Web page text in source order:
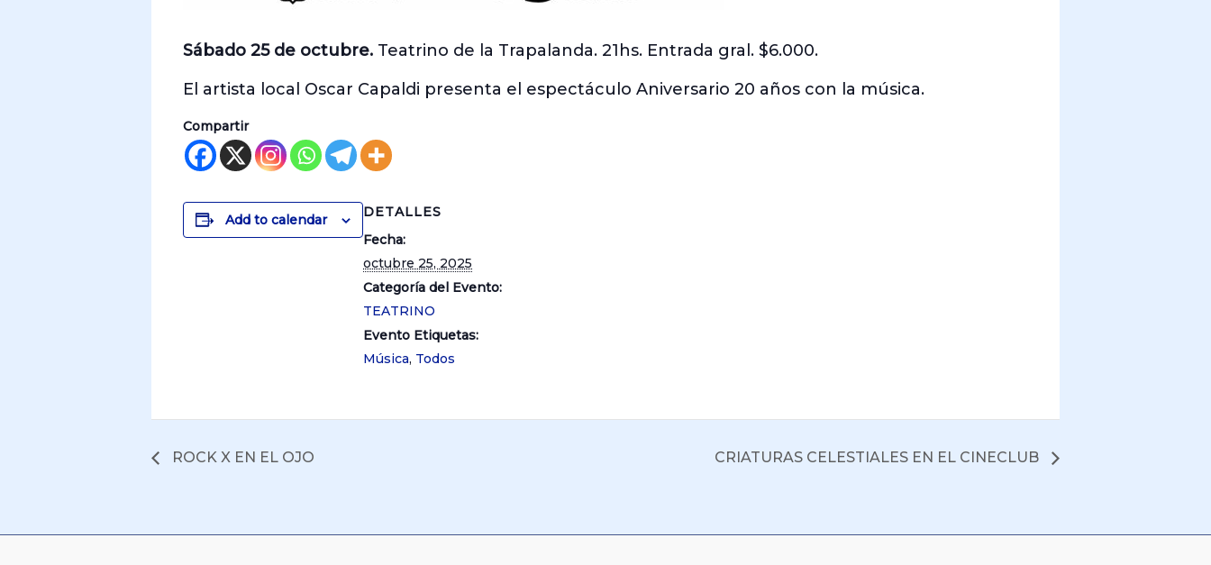
Sábado 25 de octubre. Teatrino de la Trapalanda. 21hs. Entrada gral. $6.000.
El artista local Oscar Capaldi presenta el espectáculo Aniversario 20 años con la música.
Compartir
Add to calendar
DETALLES
Fecha:
octubre 25, 2025
Categoría del Evento:
TEATRINO
Evento Etiquetas:
Música, Todos
ROCK X EN EL OJO CRIATURAS CELESTIALES EN EL CINECLUB